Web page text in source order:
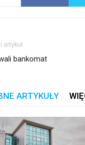
artykuł
bankomat
ARTYKUŁY